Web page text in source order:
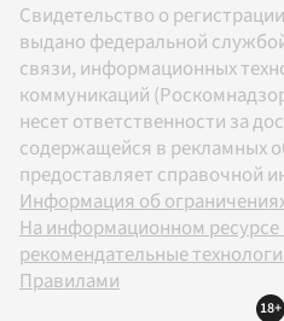
Свидетельство о
выдано федеральной
связи, информационных
коммуникаций
несет ответственности за
содержащейся в рекламных
предоставляет справочной
Информация об
На информационном
рекомендательные
Правилами
18+